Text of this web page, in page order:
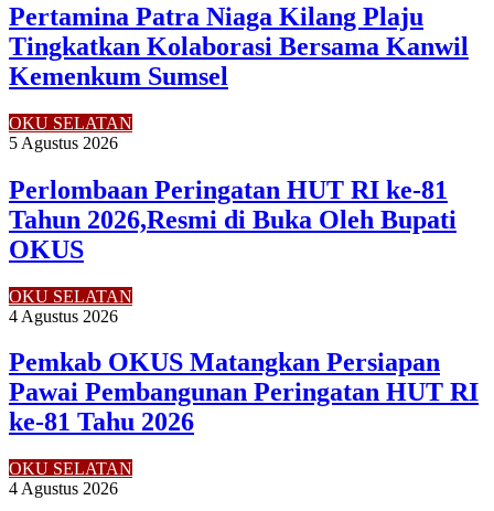
Pertamina Patra Niaga Kilang Plaju
Tingkatkan Kolaborasi Bersama Kanwil
Kemenkum Sumsel
OKU SELATAN
5 Agustus 2026
Perlombaan Peringatan HUT RI ke-81
Tahun 2026,Resmi di Buka Oleh Bupati
OKUS
OKU SELATAN
4 Agustus 2026
Pemkab OKUS Matangkan Persiapan
Pawai Pembangunan Peringatan HUT RI
ke-81 Tahu 2026
OKU SELATAN
4 Agustus 2026